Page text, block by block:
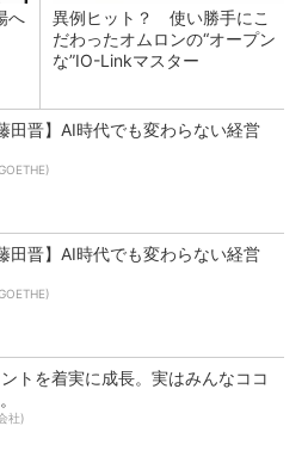
へ
異例ヒット？ 使い勝手にこ
だわったオムロンの“オープン
な”IO-Linkマスター
田晋】AI時代でも変わらない経営
田晋】AI時代でも変わらない経営
トを着実に成長。実はみんなココ
社)